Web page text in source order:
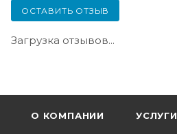
ОСТАВИТЬ ОТЗЫВ
Загрузка отзывов...
О КОМПАНИИ УСЛУГИ